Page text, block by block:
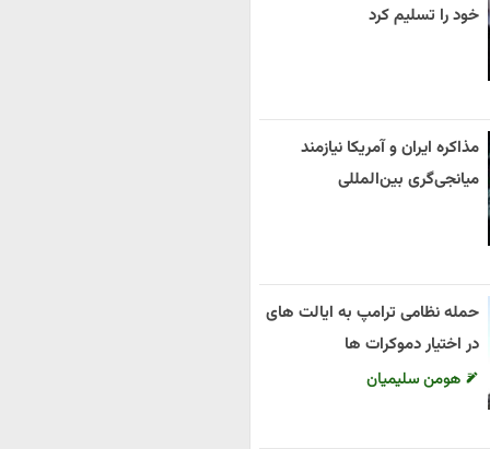
خود را تسلیم کرد
مذاکره ایران و آمریکا نیازمند
میانجی‌گری بین‌المللی
حمله نظامی ترامپ به ایالت های
در اختیار دموکرات ها
هومن سلیمیان